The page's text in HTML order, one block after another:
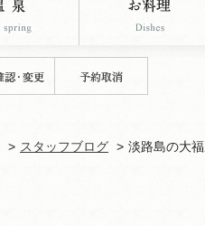
スタッフブログ 淡路島の大